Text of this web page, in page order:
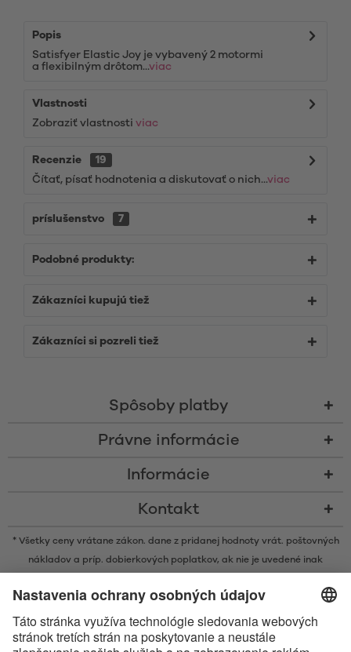
Popis
Satisfyer Elastic Joy je vybavený 2 motormi
a flexibilným drôtom...viac
Vlastnosti
Zobraziť vlastnosti viac
Recenzie
19
Čítať, písať hodnotenia a diskutovať o nich...viac
príslušenstvo 7
Podobné produkty:
Zákazníci kupujú tiež
Zákazníci si pozreli tiež
Spôsoby platby
Právne informácie
Informácie
Kontakt
* Všetky ceny vrátane zákon. dane z pridanej hodnoty vrát. poštovných
nákladov a príp. dobierkových poplatkov, ak nie je uvedené inak
spoločnosť Bluetooth SIG, Inc. a akékoľvek používanie takýchto značiek
spoločnosťou Satisfyer GmbH podlieha licencií.
Označenie Apple, logo spoločnosti Apple a Apple Watch sú ochrannými